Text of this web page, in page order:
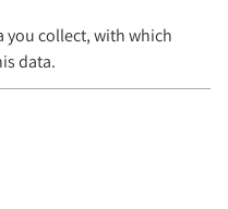
you collect, with which
data.